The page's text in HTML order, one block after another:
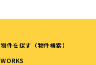
物件を探す（物件検索）
WORKS